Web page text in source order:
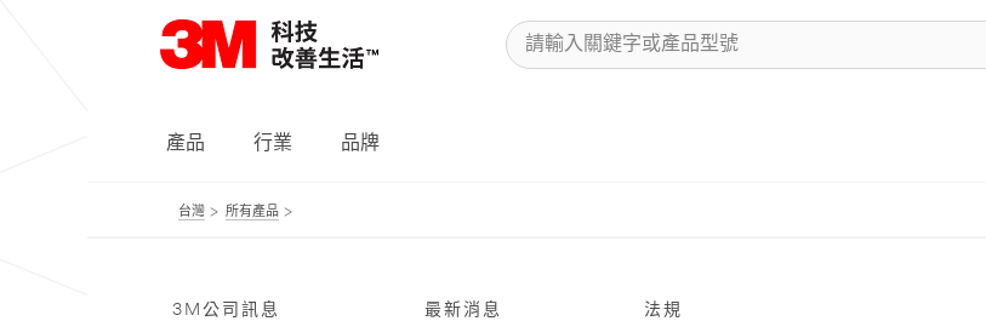
產品 行業 品牌
台灣 所有產品
3M公司訊息 最新消息 法規